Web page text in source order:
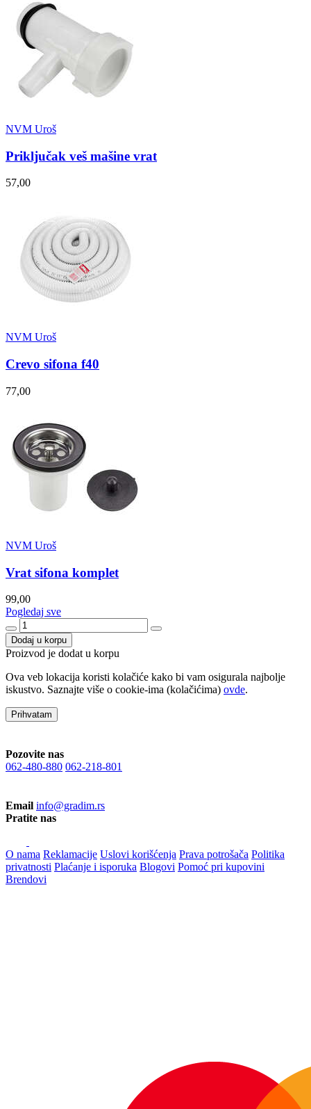
NVM Uroš
Priključak veš mašine vrat
57,00
NVM Uroš
Crevo sifona f40
77,00
NVM Uroš
Vrat sifona komplet
99,00
Pogledaj sve
Dodaj u korpu
Proizvod je dodat u korpu
Ova veb lokacija koristi kolačiće kako bi vam osigurala najbolje
iskustvo. Saznajte više o cookie-ima (kolačićima) ovde.
Prihvatam
Pozovite nas
062-480-880 062-218-801
Email info@gradim.rs
Pratite nas
O nama Reklamacije Uslovi korišćenja Prava potrošača Politika
privatnosti Plaćanje i isporuka Blogovi Pomoć pri kupovini
Brendovi